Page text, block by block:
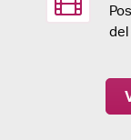
del